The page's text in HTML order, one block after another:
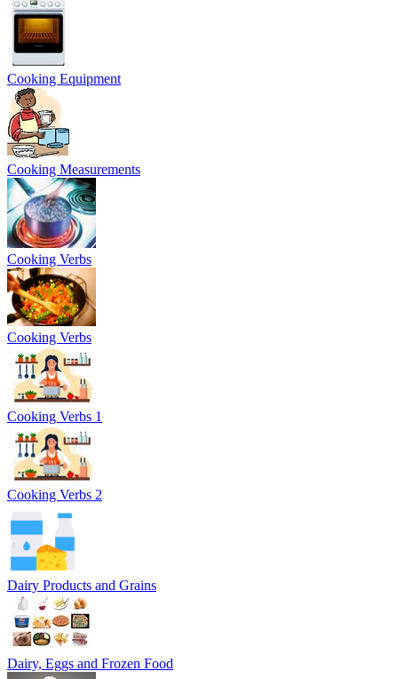
Cooking Equipment
Cooking Measurements
Cooking Verbs
Cooking Verbs
Cooking Verbs 1
Cooking Verbs 2
Dairy Products and Grains
Dairy, Eggs and Frozen Food